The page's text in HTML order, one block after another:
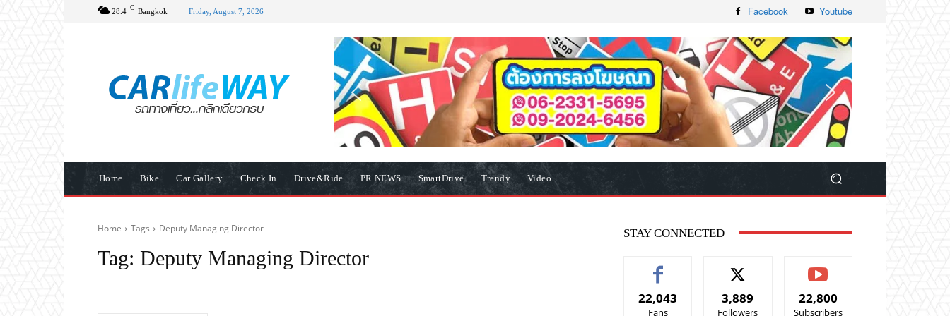
28.4 C Bangkok Friday, August 7, 2026 Facebook Youtube
Home Bike Car Gallery Check In Drive&Ride PR NEWS SmartDrive Trendy Video
Home Tags Deputy Managing Director
Tag: Deputy Managing Director
STAY CONNECTED
22,043
Fans
3,889
Followers
22,800
Subscribers